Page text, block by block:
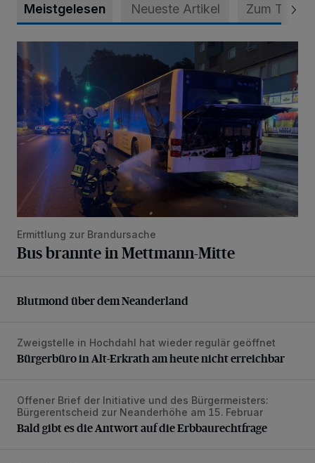
Meistgelesen Neueste Artikel Zum Thema
Bus brannte in Mettmann-Mitte
Ermittlung zur Brandursache
Bus brannte in Mettmann-Mitte
Blutmond über dem Neanderland
Blutmond über dem Neanderland
Bürgerbüro in Alt-Erkrath am heute nicht erreichbar
Zweigstelle in Hochdahl hat wieder regulär geöffnet
Bürgerbüro in Alt-Erkrath am heute nicht erreichbar
Bald gibt es die Antwort auf die Erbbaurechtfrage
Offener Brief der Initiative und des Bürgermeisters:
Bürgerentscheid zur Neanderhöhe am 15. Februar
Bald gibt es die Antwort auf die Erbbaurechtfrage